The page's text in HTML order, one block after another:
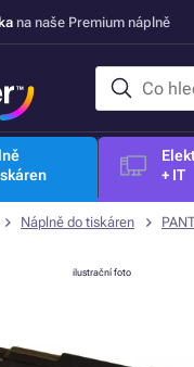
na naše Premium náplně
+ IT
Náplně do tiskáren
ilustrační foto